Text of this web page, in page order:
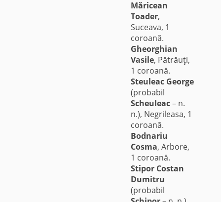
Măricean
Toader,
Suceava, 1
coroană.
Gheorghian
Vasile, Pătrăuţi,
1 coroană.
Steuleac George
(probabil
Scheuleac– n.
n.), Negrileasa, 1
coroană.
Bodnariu
Cosma, Arbore,
1 coroană.
Stipor Costan
Dumitru
(probabil